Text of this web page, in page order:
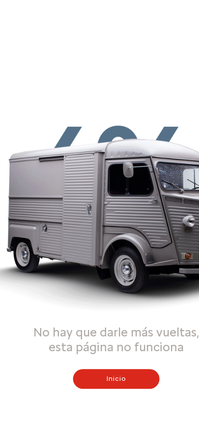
No hay que darle más vueltas,
esta página no funciona
Inicio